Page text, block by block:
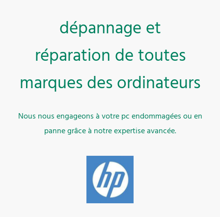
dépannage et
réparation de toutes
marques des ordinateurs
Nous nous engageons à votre pc endommagées ou en
panne grâce à notre expertise avancée.